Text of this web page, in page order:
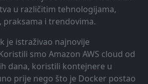
u različitim tehnologijama,
praksama i trendovima.
je istraživao najnovije
smo Amazon AWS cloud od
dana, koristili kontejnere u
prije nego što je Docker postao